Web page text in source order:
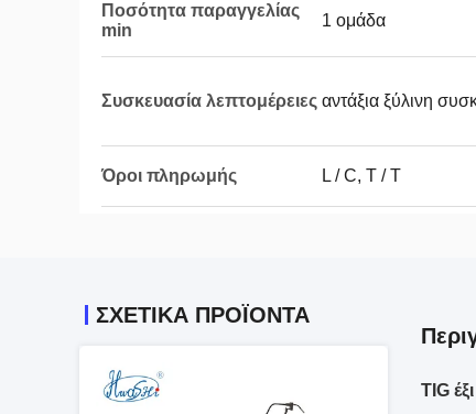
Ποσότητα παραγγελίας
min
1 ομάδα
Συσκευασία λεπτομέρειες αντάξια ξύλινη
Όροι πληρωμής L / C, T / T
ΣΧΕΤΙΚΆ ΠΡΟΪΌΝΤΑ
TIG